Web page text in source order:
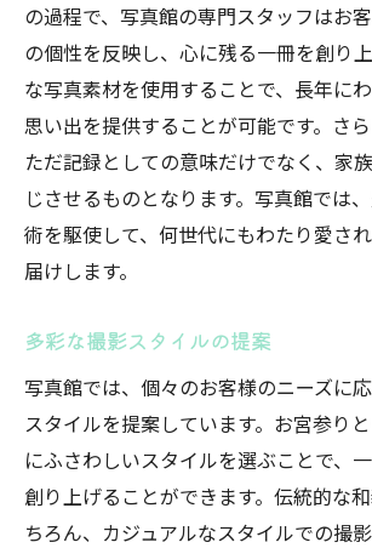
の過程で、写真館の専門スタッフはお
の個性を反映し、心に残る一冊を創り
な写真素材を使用することで、長年に
思い出を提供することが可能です。さ
ただ記録としての意味だけでなく、家
じさせるものとなります。写真館では
術を駆使して、何世代にもわたり愛さ
届けします。
多彩な撮影スタイルの提案
写真館では、個々のお客様のニーズに
スタイルを提案しています。お宮参り
にふさわしいスタイルを選ぶことで、
創り上げることができます。伝統的な
ちろん、カジュアルなスタイルでの撮